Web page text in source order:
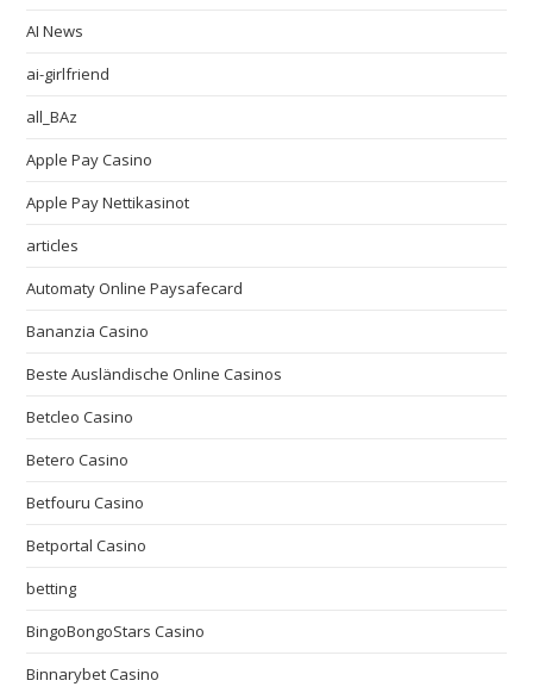
AI News
ai-girlfriend
all_BAz
Apple Pay Casino
Apple Pay Nettikasinot
articles
Automaty Online Paysafecard
Bananzia Casino
Beste Ausländische Online Casinos
Betcleo Casino
Betero Casino
Betfouru Casino
Betportal Casino
betting
BingoBongoStars Casino
Binnarybet Casino